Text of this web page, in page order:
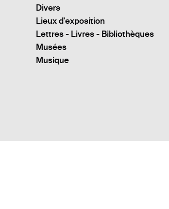
Divers
Lieux d'exposition
Lettres - Livres - Bibliothèques
Musées
Musique